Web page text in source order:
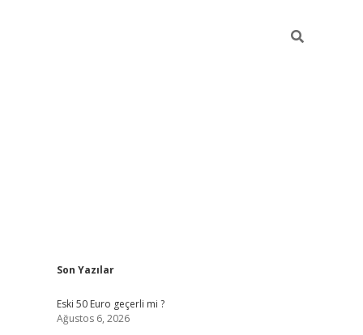
Sidebar
Son Yazılar
Eski 50 Euro geçerli mi ?
Ağustos 6, 2026